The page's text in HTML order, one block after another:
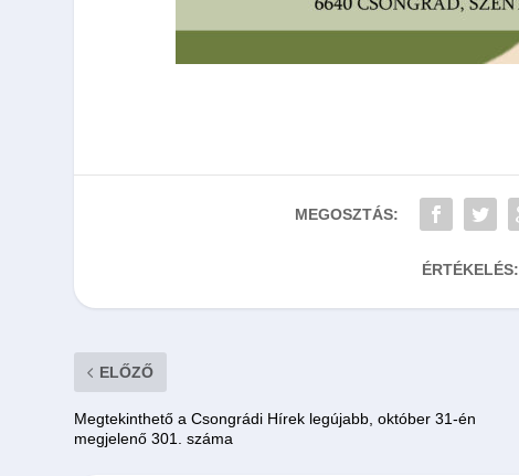
MEGOSZTÁS:
ÉRTÉKELÉS:
ELŐZŐ
Megtekinthető a Csongrádi Hírek legújabb, október 31-én
megjelenő 301. száma